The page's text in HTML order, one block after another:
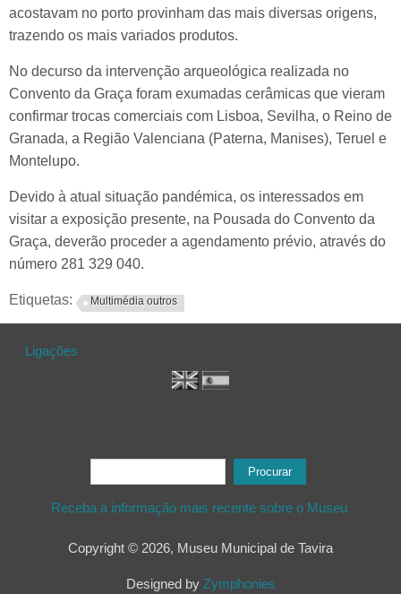
acostavam no porto provinham das mais diversas origens,
trazendo os mais variados produtos.
No decurso da intervenção arqueológica realizada no
Convento da Graça foram exumadas cerâmicas que vieram
confirmar trocas comerciais com Lisboa, Sevilha, o Reino de
Granada, a Região Valenciana (Paterna, Manises), Teruel e
Montelupo.
Devido à atual situação pandémica, os interessados em
visitar a exposição presente, na Pousada do Convento da
Graça, deverão proceder a agendamento prévio, através do
número 281 329 040.
Etiquetas: Multimédia outros
Ligações
Formulário de procura
Receba a informação mais recente sobre o Museu
Copyright © 2026, Museu Municipal de Tavira
Designed by Zymphonies